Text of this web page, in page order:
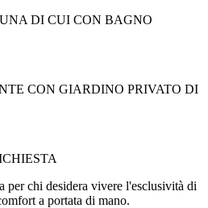
DI CUI CON BAGNO
CON GIARDINO PRIVATO DI
per chi desidera vivere l'esclusività di
a portata di mano.